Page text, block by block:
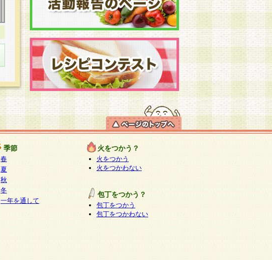
季節
春
夏
秋
冬
一年を通して
火をつかう？
火をつかう
火をつかわない
包丁をつかう？
包丁をつかう
包丁をつかわない